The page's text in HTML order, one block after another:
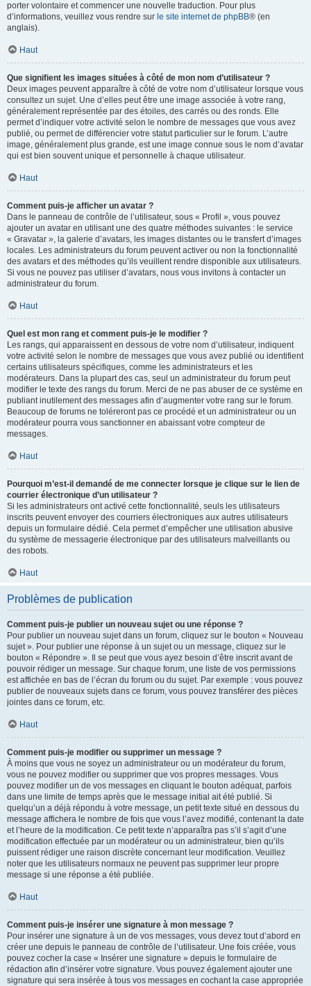
porter volontaire et commencer une nouvelle traduction. Pour plus
d’informations, veuillez vous rendre sur le site internet de phpBB® (en
anglais).
Haut
Que signifient les images situées à côté de mon nom d’utilisateur ?
Deux images peuvent apparaître à côté de votre nom d’utilisateur lorsque vous
consultez un sujet. Une d’elles peut être une image associée à votre rang,
généralement représentée par des étoiles, des carrés ou des ronds. Elle
permet d’indiquer votre activité selon le nombre de messages que vous avez
publié, ou permet de différencier votre statut particulier sur le forum. L’autre
image, généralement plus grande, est une image connue sous le nom d’avatar
qui est bien souvent unique et personnelle à chaque utilisateur.
Haut
Comment puis-je afficher un avatar ?
Dans le panneau de contrôle de l’utilisateur, sous « Profil », vous pouvez
ajouter un avatar en utilisant une des quatre méthodes suivantes : le service
« Gravatar », la galerie d’avatars, les images distantes ou le transfert d’images
locales. Les administrateurs du forum peuvent activer ou non la fonctionnalité
des avatars et des méthodes qu’ils veuillent rendre disponible aux utilisateurs.
Si vous ne pouvez pas utiliser d’avatars, nous vous invitons à contacter un
administrateur du forum.
Haut
Quel est mon rang et comment puis-je le modifier ?
Les rangs, qui apparaissent en dessous de votre nom d’utilisateur, indiquent
votre activité selon le nombre de messages que vous avez publié ou identifient
certains utilisateurs spécifiques, comme les administrateurs et les
modérateurs. Dans la plupart des cas, seul un administrateur du forum peut
modifier le texte des rangs du forum. Merci de ne pas abuser de ce système en
publiant inutilement des messages afin d’augmenter votre rang sur le forum.
Beaucoup de forums ne toléreront pas ce procédé et un administrateur ou un
modérateur pourra vous sanctionner en abaissant votre compteur de
messages.
Haut
Pourquoi m’est-il demandé de me connecter lorsque je clique sur le lien de
courrier électronique d’un utilisateur ?
Si les administrateurs ont activé cette fonctionnalité, seuls les utilisateurs
inscrits peuvent envoyer des courriers électroniques aux autres utilisateurs
depuis un formulaire dédié. Cela permet d’empêcher une utilisation abusive
du système de messagerie électronique par des utilisateurs malveillants ou
des robots.
Haut
Problèmes de publication
Comment puis-je publier un nouveau sujet ou une réponse ?
Pour publier un nouveau sujet dans un forum, cliquez sur le bouton « Nouveau
sujet ». Pour publier une réponse à un sujet ou un message, cliquez sur le
bouton « Répondre ». Il se peut que vous ayez besoin d’être inscrit avant de
pouvoir rédiger un message. Sur chaque forum, une liste de vos permissions
est affichée en bas de l’écran du forum ou du sujet. Par exemple : vous pouvez
publier de nouveaux sujets dans ce forum, vous pouvez transférer des pièces
jointes dans ce forum, etc.
Haut
Comment puis-je modifier ou supprimer un message ?
À moins que vous ne soyez un administrateur ou un modérateur du forum,
vous ne pouvez modifier ou supprimer que vos propres messages. Vous
pouvez modifier un de vos messages en cliquant le bouton adéquat, parfois
dans une limite de temps après que le message initial ait été publié. Si
quelqu’un a déjà répondu à votre message, un petit texte situé en dessous du
message affichera le nombre de fois que vous l’avez modifié, contenant la date
et l’heure de la modification. Ce petit texte n’apparaîtra pas s’il s’agit d’une
modification effectuée par un modérateur ou un administrateur, bien qu’ils
puissent rédiger une raison discrète concernant leur modification. Veuillez
noter que les utilisateurs normaux ne peuvent pas supprimer leur propre
message si une réponse a été publiée.
Haut
Comment puis-je insérer une signature à mon message ?
Pour insérer une signature à un de vos messages, vous devez tout d’abord en
créer une depuis le panneau de contrôle de l’utilisateur. Une fois créée, vous
pouvez cocher la case « Insérer une signature » depuis le formulaire de
rédaction afin d’insérer votre signature. Vous pouvez également ajouter une
signature qui sera insérée à tous vos messages en cochant la case appropriée